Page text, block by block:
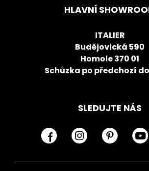
HLAVNÍ
ITALIER
Budějovická 590
Homole 370 01
Schůzka po předchozí
SLEDUJTE NÁS